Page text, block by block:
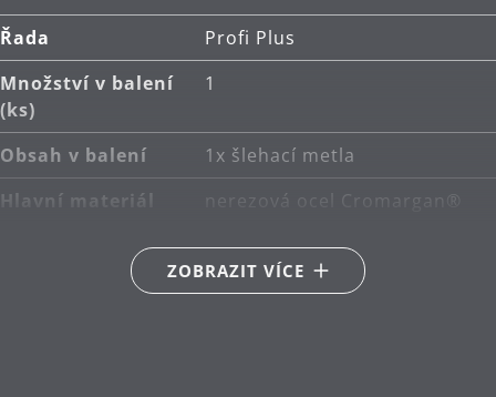
Řada
Profi Plus
Množství v balení
(ks)
1
Obsah v balení
1x šlehací metla
Hlavní materiál
nerezová ocel Cromargan®
Péče o výrobky
lze mýt v myčce
ZOBRAZIT VÍCE